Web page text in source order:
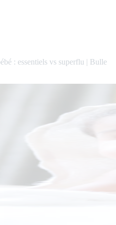
: essentiels vs superflu | Bulle